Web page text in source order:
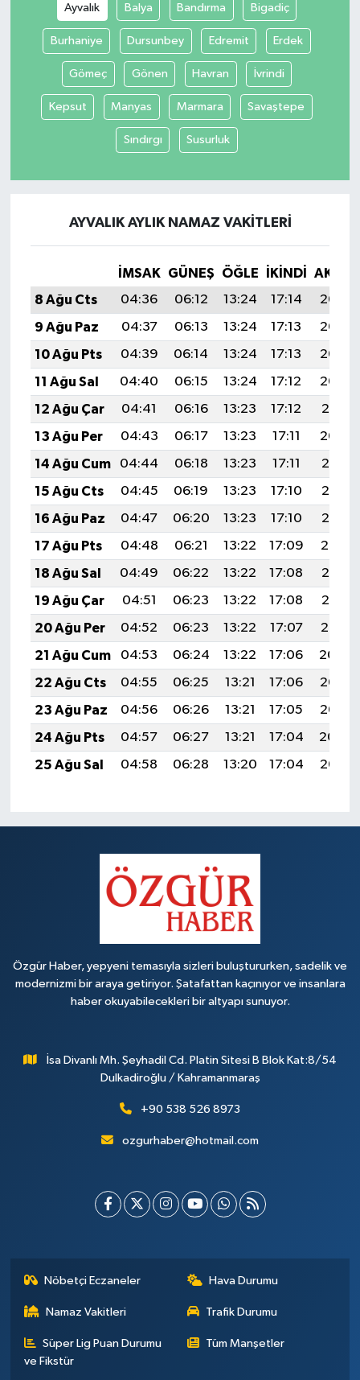
Ayvalık Balya Bandırma Bigadiç
Burhaniye Dursunbey Edremit Erdek
Gömeç Gönen Havran İvrindi
Kepsut Manyas Marmara Savaştepe
Sındırgı Susurluk
AYVALIK AYLIK NAMAZ VAKITLERI
İMSAK GÜNEŞ ÖĞLE İKINDI
8 Ağu Cts
04:36 06:12 13:24 17:14
20:26
9 Ağu Paz
04:37 06:13 13:24 17:13
20:24
10 Ağu Pts
04:39 06:14 13:24 17:13
20:23
11 Ağu Sal
04:40 06:15 13:24 17:12
20:22
12 Ağu Çar
04:41 06:16 13:23 17:12
20:21
13 Ağu Per
04:43 06:17 13:23 17:11
20:20
14 Ağu Cum
04:44 06:18 13:23 17:11
20:18
15 Ağu Cts
04:45 06:19 13:23 17:10
20:17
16 Ağu Paz
04:47 06:20 13:23 17:10
20:16
17 Ağu Pts
04:48 06:21 13:22 17:09
20:14
18 Ağu Sal
04:49 06:22 13:22 17:08
20:13
19 Ağu Çar
04:51 06:23 13:22 17:08
20:12
20 Ağu Per
04:52 06:23 13:22 17:07
20:10
21 Ağu Cum
04:53 06:24 13:22 17:06
20:09
22 Ağu Cts
04:55 06:25 13:21 17:06
20:07
23 Ağu Paz
04:56 06:26 13:21 17:05
20:06
24 Ağu Pts
04:57 06:27 13:21 17:04
20:04
25 Ağu Sal
04:58 06:28 13:20 17:04 20:03
Özgür Haber, yepyeni temasıyla sizleri buluştururken, sadelik ve
modernizmi bir araya getiriyor. Şatafattan kaçınıyor ve insanlara
haber okuyabilecekleri bir altyapı sunuyor.
İsa Divanlı Mh. Şeyhadil Cd. Platin Sitesi B Blok Kat:8/54
Dulkadiroğlu / Kahramanmaraş
+90 538 526 8973
ozgurhaber@hotmail.com
Nöbetçi Eczaneler Hava Durumu
Namaz Vakitleri Trafik Durumu
Süper Lig Puan Durumu
ve Fikstür
Tüm Manşetler